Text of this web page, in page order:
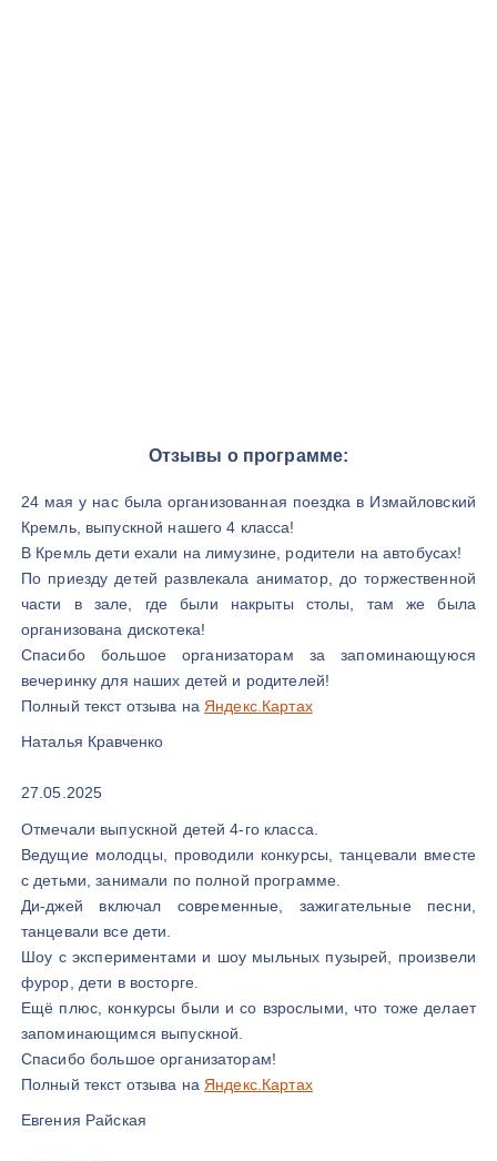
Отзывы о программе:
24 мая у нас была организованная поездка в Измайловский
Кремль, выпускной нашего 4 класса!
В Кремль дети ехали на лимузине, родители на автобусах!
По приезду детей развлекала аниматор, до торжественной
части в зале, где были накрыты столы, там же была
организована дискотека!
Спасибо большое организаторам за запоминающуюся
вечеринку для наших детей и родителей!
Полный текст отзыва наЯндекс.Картах
Наталья Кравченко
27.05.2025
Отмечали выпускной детей 4-го класса.
Ведущие молодцы, проводили конкурсы, танцевали вместе
с детьми, занимали по полной программе.
Ди-джей включал современные, зажигательные песни,
танцевали все дети.
Шоу с экспериментами и шоу мыльных пузырей, произвели
фурор, дети в восторге.
Ещё плюс, конкурсы были и со взрослыми, что тоже делает
запоминающимся выпускной.
Спасибо большое организаторам!
Полный текст отзыва на Яндекс.Картах
Евгения Райская